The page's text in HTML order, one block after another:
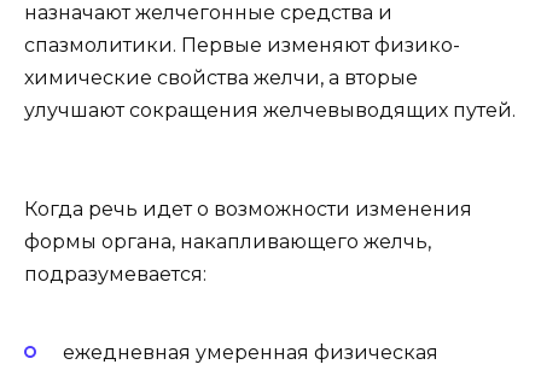
назначают желчегонные средства и
спазмолитики. Первые изменяют физико-
химические свойства желчи, а вторые
улучшают сокращения желчевыводящих путей.
Когда речь идет о возможности изменения
формы органа, накапливающего желчь,
подразумевается:
ежедневная умеренная физическая